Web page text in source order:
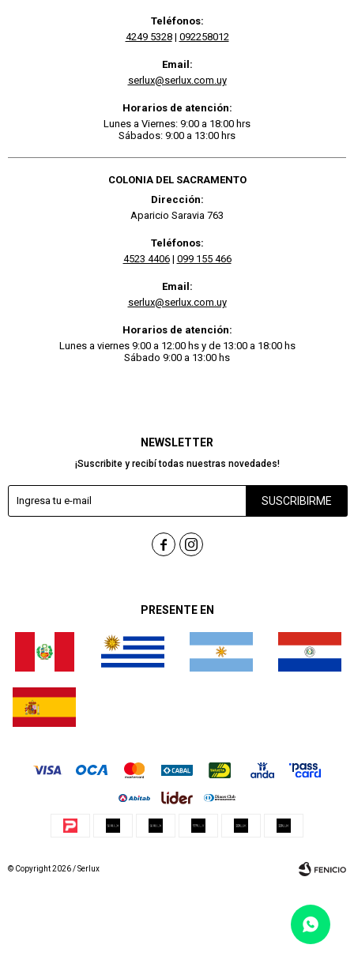
PRESENTE EN
NEWSLETTER
¡Suscribite y recibí todas nuestras novedades!
SUSCRIBIRME
 
Teléfonos:
4249 5328| 092258012
Email:
serlux@serlux.com.uy
Horarios de atención:
Lunes a Viernes: 9:00 a 18:00 hrs
Sábados: 9:00 a 13:00 hrs
COLONIA DEL SACRAMENTO
Dirección:
Aparicio Saravia 763
Teléfonos:
4523 4406| 099 155 466
Email:
serlux@serlux.com.uy
Horarios de atención:
Lunes a viernes 9:00 a 12:00 hs y de 13:00 a 18:00 hs
Sábado 9:00 a 13:00 hs
© Copyright 2026 / Serlux